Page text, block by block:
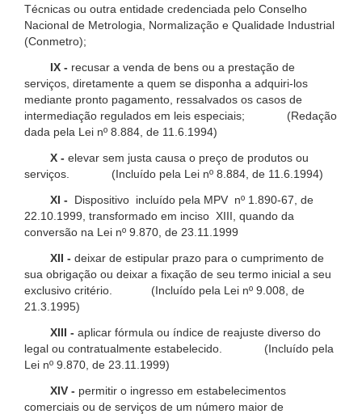
Técnicas ou outra entidade credenciada pelo Conselho
Nacional de Metrologia, Normalização e Qualidade Industrial
(Conmetro);
IX - recusar a venda de bens ou a prestação de
serviços, diretamente a quem se disponha a adquiri-los
mediante pronto pagamento, ressalvados os casos de
intermediação regulados em leis especiais; (Redação
dada pela Lei nº 8.884, de 11.6.1994)
X - elevar sem justa causa o preço de produtos ou
serviços. (Incluído pela Lei nº 8.884, de 11.6.1994)
XI -
Dispositivo incluído pela MPV nº 1.890-67, de
22.10.1999, transformado em inciso XIII, quando da
conversão na Lei nº 9.870, de 23.11.1999
XII - deixar de estipular prazo para o cumprimento de
sua obrigação ou deixar a fixação de seu termo inicial a seu
exclusivo critério. (Incluído pela Lei nº 9.008, de
21.3.1995)
XIII - aplicar fórmula ou índice de reajuste diverso do
legal ou contratualmente estabelecido. (Incluído pela
Lei nº 9.870, de 23.11.1999)
XIV - permitir o ingresso em estabelecimentos
comerciais ou de serviços de um número maior de